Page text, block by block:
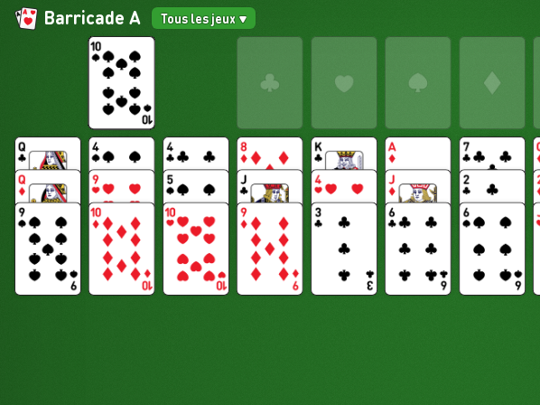
Barricade A Tous les jeux